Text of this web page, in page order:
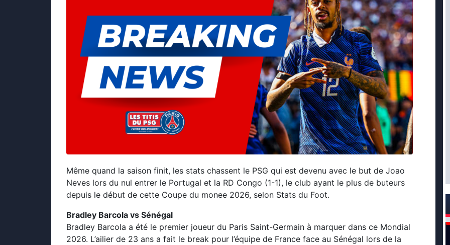
Même quand la saison finit, les stats chassent le PSG qui est devenu avec le but de Joao
Neves lors du nul entrer le Portugal et la RD Congo (1-1), le club ayant le plus de buteurs
depuis le début de cette Coupe du monee 2026, selon Stats du Foot.
Bradley Barcola vs Sénégal
Bradley Barcola a été le premier joueur du Paris Saint-Germain à marquer dans ce Mondial
2026. L’ailier de 23 ans a fait le break pour l’équipe de France face au Sénégal lors de la